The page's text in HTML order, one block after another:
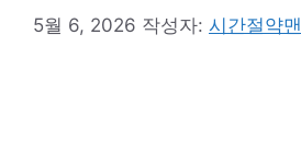
5월 6, 2026 작성자: 시간절약맨